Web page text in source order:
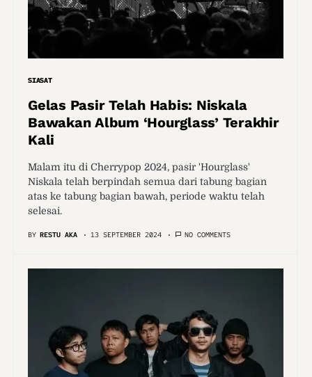
SIASAT
Gelas Pasir Telah Habis: Niskala
Bawakan Album ‘Hourglass’ Terakhir
Kali
Malam itu di Cherrypop 2024, pasir 'Hourglass'
Niskala telah berpindah semua dari tabung bagian
atas ke tabung bagian bawah, periode waktu telah
selesai.
BY RESTU AKA 13 SEPTEMBER 2024 NO COMMENTS